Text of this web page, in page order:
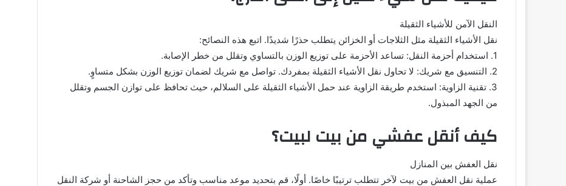
النقل الآمن للأشياء الثقيلة
نقل الأشياء الثقيلة مثل الثلاجات أو الخزائن يتطلب حذرًا شديدًا. اتبع هذه النصائح:
1. استخدام أحزمة النقل: تساعد الأحزمة على توزيع الوزن بالتساوي وتقلل من خطر الإصابة.
2. التنسيق مع شريك: لا تحاول نقل الأشياء الثقيلة بمفردك. تواصل مع شريك لضمان توزيع الوزن بشكل متساوٍ.
3. تقنية الزاوية: استخدم طريقة الزاوية عند حمل الأشياء الثقيلة على السلالم، حيث تحافظ على توازن الجسم وتقلل
من الجهد المبذول.
كيف أنقل عفشي من بيت لبيت؟
نقل العفش بين المنازل
عملية نقل العفش من بيت لآخر تتطلب ترتيبًا خاصًا. أولًا، قم بتحديد موعد مناسب وتأكد من حجز الشاحنة أو شركة النقل